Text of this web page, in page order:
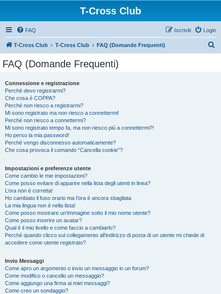
T-Cross Club
FAQ Login
Iscriviti
T-Cross Club T-Cross Club FAQ (Domande Frequenti)
FAQ (Domande Frequenti)
Connessione e registrazione
Perché devo registrarmi?
Che cosa è COPPA?
Perché non riesco a registrarmi?
Mi sono registrato ma non riesco a connettermi!
Perché non riesco a connettermi?
Mi sono registrato tempo fa, ma non riesco più a connettermi?!
Ho perso la mia password!
Perché vengo disconnesso automaticamente?
Che cosa provoca il comando “Cancella cookie”?
Impostazioni e preferenze utente
Come cambio le mie impostazioni?
Come posso evitare di apparire nella lista degli utenti in linea?
L’ora non è corretta!
Ho cambiato il fuso orario ma l’ora è ancora sbagliata
La mia lingua non è nella lista!
Come posso mostrare un’immagine sotto il mio nome utente?
Come posso inserire un avatar?
Qual è il mio livello e come faccio a cambiarlo?
Perché quando clicco sul collegamento all’indirizzo di posta di un utente mi chiede di
accedere come utente registrato?
Invio Messaggi
Come apro un argomento o invio un messaggio in un forum?
Come modifico o cancello un messaggio?
Come aggiungo una firma ai miei messaggi?
Come creo un sondaggio?